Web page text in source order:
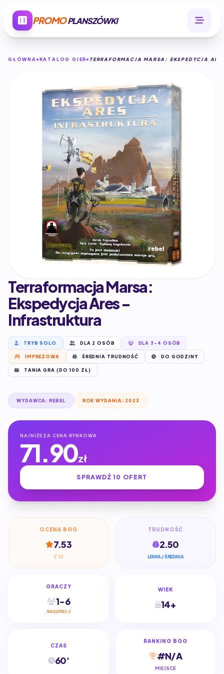
PROMOPLANSZÓWKI
GŁÓWNA KATALOG GIER TERRAFORMACJA MARSA: EKSPEDYCJA
Terraformacja Marsa:
Ekspedycja Ares -
Infrastruktura
TRYB SOLO DLA 2 OSÓB DLA 3-4 OSÓB
IMPREZOWA ŚREDNIA TRUDNOŚĆ DO GODZINY
TANIA GRA (DO 100 ZŁ)
WYDAWCA: REBEL ROK WYDANIA: 2023
NAJNIŻSZA CENA RYNKOWA
71.90zł
SPRAWDŹ 10 OFERT
OCENA BGG
7.53
Z 10
TRUDNOŚĆ
2.50
LEKKA / ŚREDNIA
GRACZY
1-6
NAJLEPIEJ: 2
WIEK
14+
CZAS
60'
RANKING BGG
#N/A
MIEJSCE